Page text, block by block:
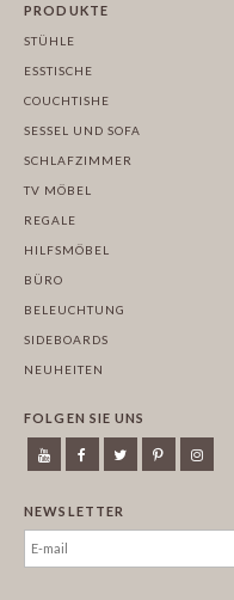
PRODUKTE
STÜHLE
ESSTISCHE
COUCHTISHE
SESSEL UND SOFA
SCHLAFZIMMER
TV MÖBEL
REGALE
HILFSMÖBEL
BÜRO
BELEUCHTUNG
SIDEBOARDS
NEUHEITEN
FOLGEN SIE UNS
NEWSLETTER